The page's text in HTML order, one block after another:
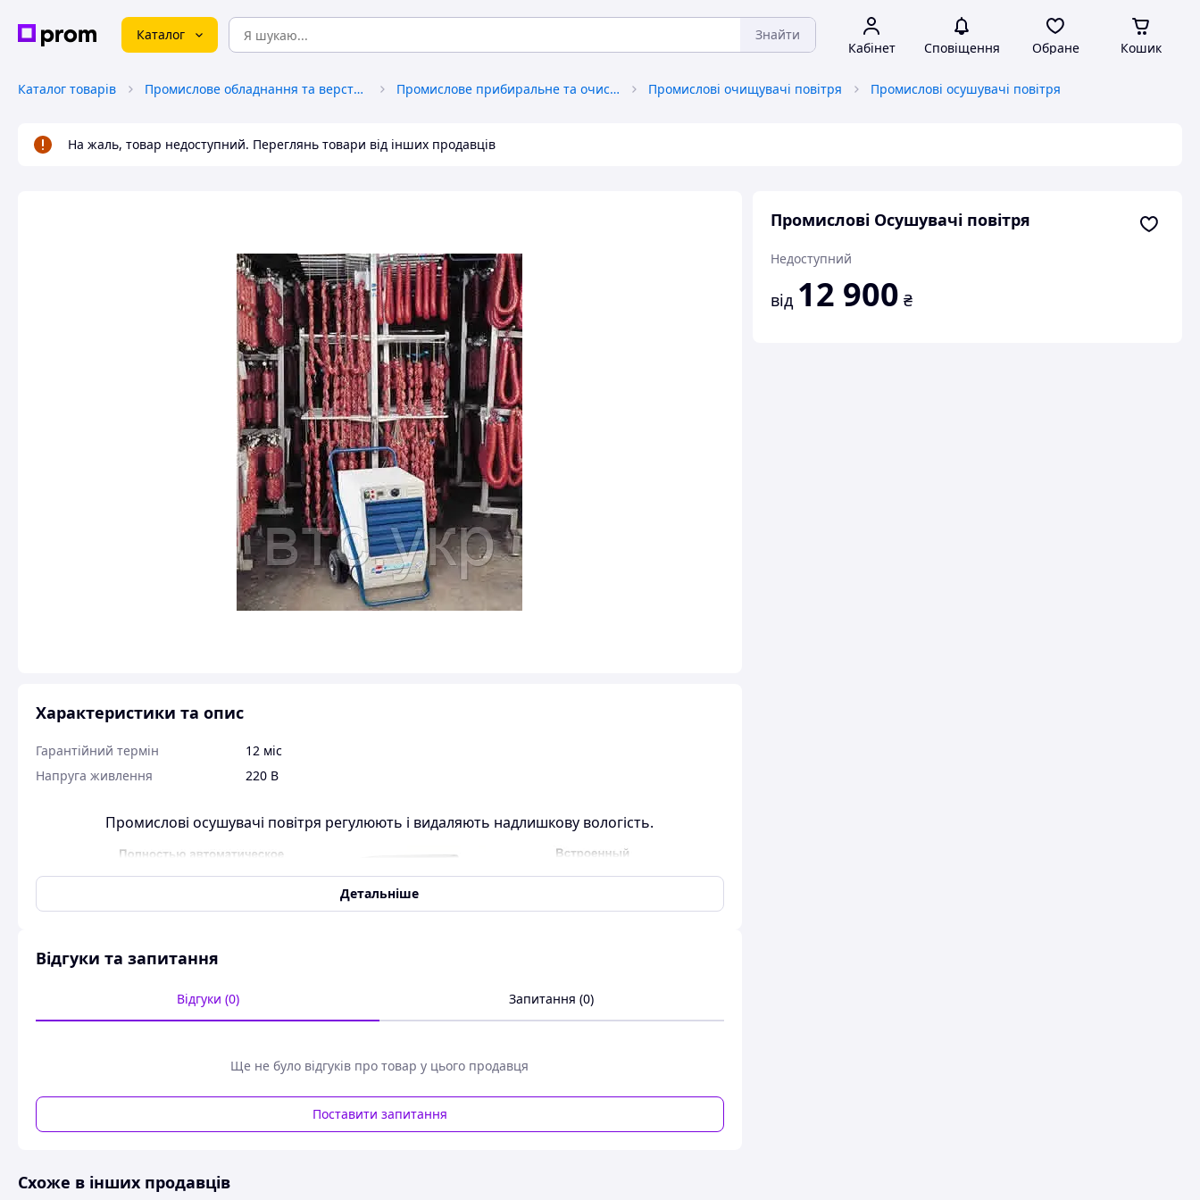
Каталог Знайти
Кабінет Сповіщення Обране Кошик
Каталог товарів Промислове обладнання та верстати Промислове прибиральне та очисне обладнання Промислові очищувачі повітря Промислові осушувачі повітря
На жаль, товар недоступний. Переглянь товари від інших продавців
Промислові Осушувачі повітря
Недоступний
від 12 900 ₴
Характеристики та опис
Гарантійний термін
12 міс
Напруга живлення
220 В
Промислові осушувачі повітря регулюють і видаляють надлишкову вологість.
Промищений Осушувач повітря регулює та видаляє вологість у приміщеннях:
~ осушення приміщень після: затоплення, утворення грибкової цвілі, проривів труб
Детальніше
Відгуки та запитання
Відгуки (0) Запитання (0)
Ще не було відгуків про товар у цього продавця
Поставити запитання
Схоже в інших продавців